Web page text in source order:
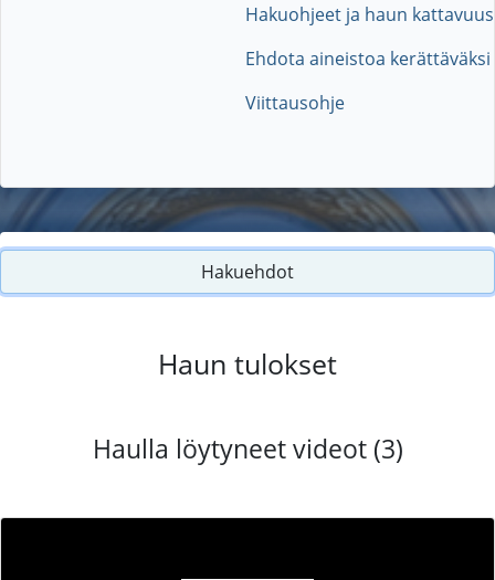
Hakuohjeet ja haun kattavuus
Ehdota aineistoa kerättäväksi
Viittausohje
Hakuehdot
Haun tulokset
Haulla löytyneet videot (3)